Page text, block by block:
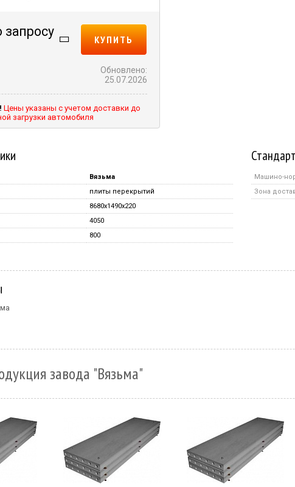
запросу
КУПИТЬ
Обновлено:
25.07.2026
Цены указаны с учетом доставки до
загрузки автомобиля
Вязьма
плиты перекрытий
8680x1490x220
4050
800
Машино-
Зона
завода "Вязьма"